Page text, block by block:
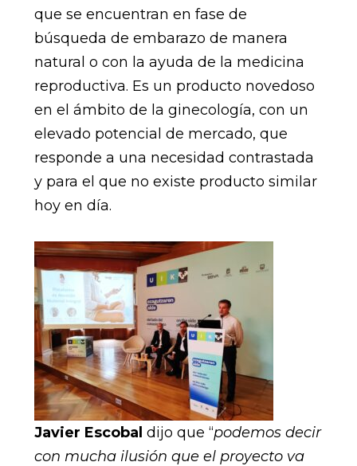
que se encuentran en fase de
búsqueda de embarazo de manera
natural o con la ayuda de la medicina
reproductiva. Es un producto novedoso
en el ámbito de la ginecología, con un
elevado potencial de mercado, que
responde a una necesidad contrastada
y para el que no existe producto similar
hoy en día.
Javier Escobal dijo que “podemos decir
con mucha ilusión que el proyecto va